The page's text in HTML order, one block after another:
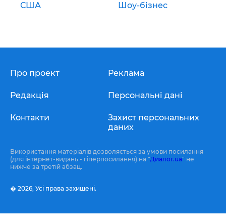
США Шоу-бізнес
Про проект
Редакція
Контакти
Реклама
Персональні дані
Захист персональних
даних
Використання матеріалів дозволяється за умови посилання
(для інтернет-видань - гіперпосилання) на "Диалог.ua" не
нижче за третій абзац.
� 2026, Усі права захищені.